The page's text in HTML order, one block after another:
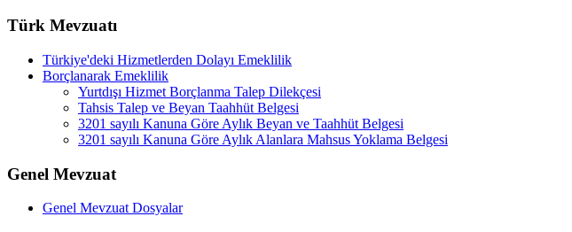
Türk Mevzuatı
Türkiye'deki Hizmetlerden Dolayı Emeklilik
Borçlanarak Emeklilik
Yurtdışı Hizmet Borçlanma Talep Dilekçesi
Tahsis Talep ve Beyan Taahhüt Belgesi
3201 sayılı Kanuna Göre Aylık Beyan ve Taahhüt Belgesi
3201 sayılı Kanuna Göre Aylık Alanlara Mahsus Yoklama Belgesi
Genel Mevzuat
Genel Mevzuat Dosyalar